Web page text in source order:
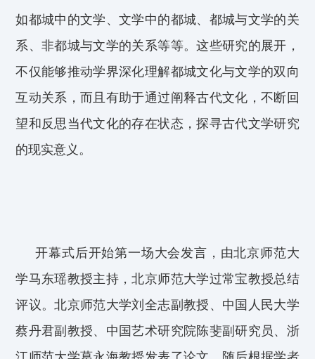
如都城中的文学、文学中的都城、都城与文学的关
系、非都城与文学的关系等等。这些研究的展开，
不仅能够推动学界深化理解都城文化与文学的双向
互动关系 ，而且 有助于通过阐释古代文化 ，不断 回
望和 反思当代文化的存在状态 ，探寻古代文学研究
的现实意义 。
开幕式后开始第一场大会发言， 由北京师范大
学马东瑶教授主持 ，北京师范大学过常宝教授总结
评议。北京师范大学刘全志副教授、 中国人民大学
蔡丹君副教授、 中国艺术研究院陈斐副研究员、 浙